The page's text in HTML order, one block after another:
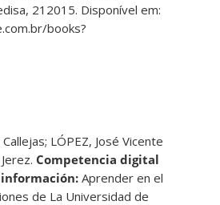
212015. Disponível em:
books?
LÓPEZ, José Vicente
Competencia digital
ón:Aprender en el
de La Universidad de